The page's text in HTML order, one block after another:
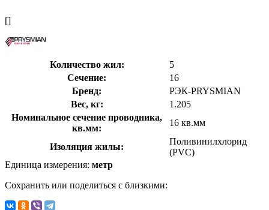
[]
Количество жил:
5
Сечение:
16
Бренд:
РЭК-PRYSMIAN
Вес, кг:
1.205
Номинальное сечение проводника,
кв.мм:
16 кв.мм
Изоляция жилы:
Поливинилхлорид
(PVC)
Единица измерения: метр
Сохранить или поделиться с близкими: